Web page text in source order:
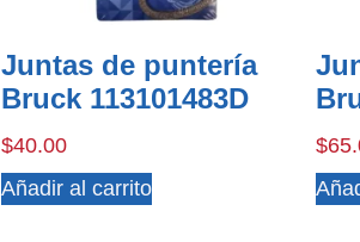
Juntas de puntería
Bruck 113101483D
$40.00
Añadir al carrito
$